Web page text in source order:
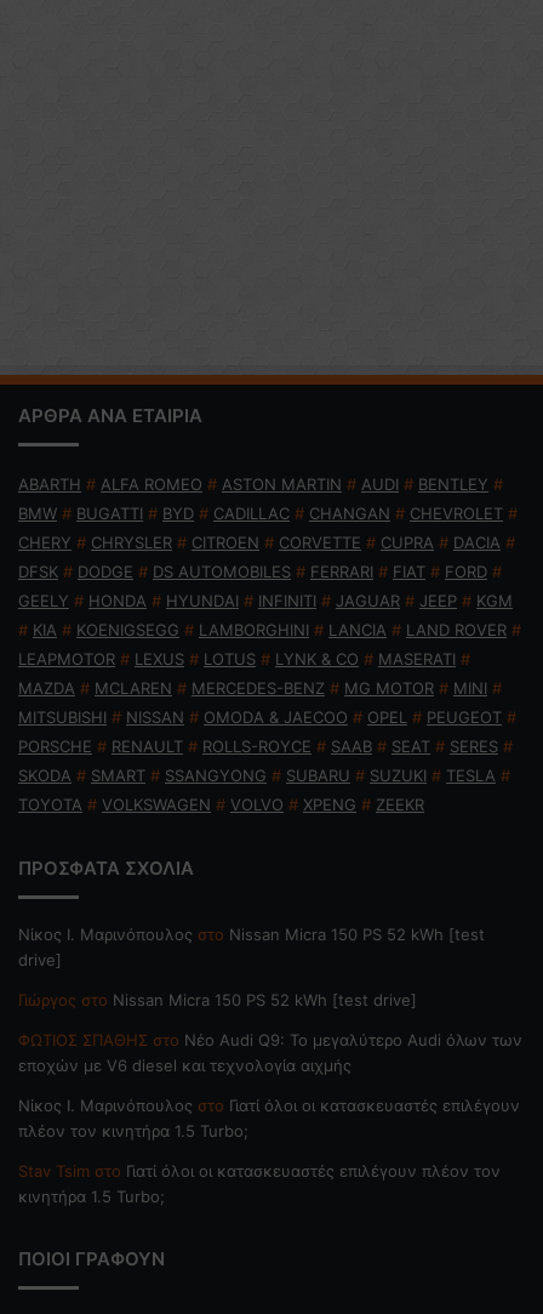
ΑΡΘΡΑ ΑΝΑ ΕΤΑΙΡΙΑ
ABARTH # ALFA ROMEO # ASTON MARTIN # AUDI # BENTLEY #
BMW # BUGATTI # BYD # CADILLAC # CHANGAN # CHEVROLET #
CHERY # CHRYSLER # CITROEN # CORVETTE # CUPRA # DACIA #
DFSK # DODGE # DS AUTOMOBILES # FERRARI # FIAT # FORD #
GEELY # HONDA # HYUNDAI # INFINITI # JAGUAR # JEEP # KGM
# KIA # KOENIGSEGG # LAMBORGHINI # LANCIA # LAND ROVER #
LEAPMOTOR # LEXUS # LOTUS # LYNK & CO # MASERATI #
MAZDA # MCLAREN # MERCEDES-BENZ # MG MOTOR # MINI #
MITSUBISHI # NISSAN # OMODA & JAECOO # OPEL # PEUGEOT #
PORSCHE # RENAULT # ROLLS-ROYCE # SAAB # SEAT # SERES #
SKODA # SMART # SSANGYONG # SUBARU # SUZUKI # TESLA #
TOYOTA # VOLKSWAGEN # VOLVO # XPENG # ZEEKR
ΠΡΟΣΦΑΤΑ ΣΧΟΛΙΑ
Nίκος Ι. Mαρινόπουλος στο Nissan Micra 150 PS 52 kWh [test
drive]
Γιώργος στο Nissan Micra 150 PS 52 kWh [test drive]
ΦΩΤΙΟΣ ΣΠΑΘΗΣ στο Νέο Audi Q9: Το μεγαλύτερο Audi όλων των
εποχών με V6 diesel και τεχνολογία αιχμής
Nίκος Ι. Mαρινόπουλος στο Γιατί όλοι οι κατασκευαστές επιλέγουν
πλέον τον κινητήρα 1.5 Turbo;
Stav Tsim στο Γιατί όλοι οι κατασκευαστές επιλέγουν πλέον τον
κινητήρα 1.5 Turbo;
ΠΟΙΟΙ ΓΡΑΦΟΥΝ